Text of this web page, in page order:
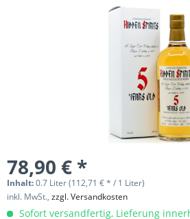
78,90 € *
Inhalt:0.7 Liter (112,71 € * / 1 Liter)
inkl. MwSt., zzgl. Versandkosten
Sofort versandfertig, Lieferung